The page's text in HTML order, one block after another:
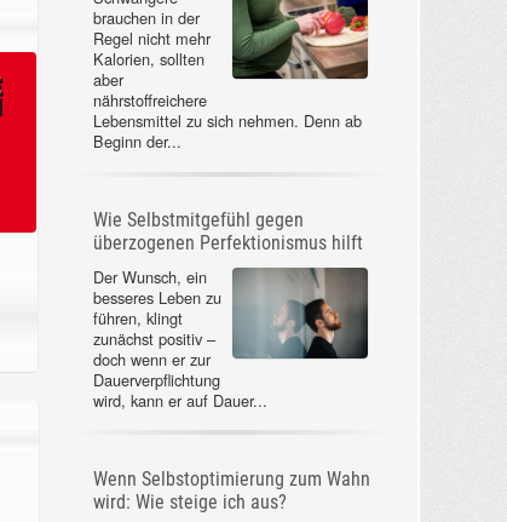
brauchen in der
Regel nicht mehr
Kalorien, sollten
aber
nährstoffreichere
Lebensmittel zu sich nehmen. Denn ab
Beginn der...
Wie Selbstmitgefühl gegen
überzogenen Perfektionismus hilft
Der Wunsch, ein
besseres Leben zu
führen, klingt
zunächst positiv –
doch wenn er zur
Dauerverpflichtung
wird, kann er auf Dauer...
Wenn Selbstoptimierung zum Wahn
wird: Wie steige ich aus?